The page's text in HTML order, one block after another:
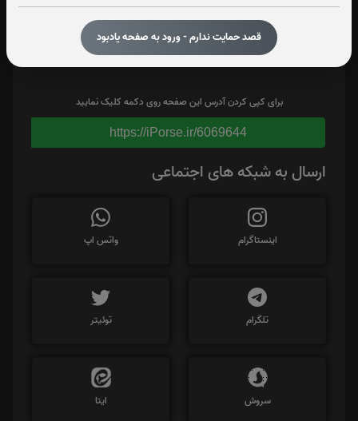
قصد حمایت ندارم - ورود به صفحه یادبود
برای کپی کردن آدرس این صفحه روی دکمه کلیک نمایید
https://iPorse.ir/6069644
ارسال به شبکه های اجتماعی
اینستاگرام واتس اپ
تلگرام توئیتر
سروش ایتا